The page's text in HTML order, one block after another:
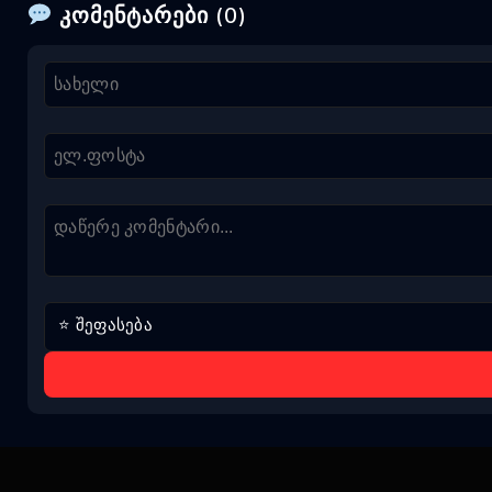
კომენტარები (0)